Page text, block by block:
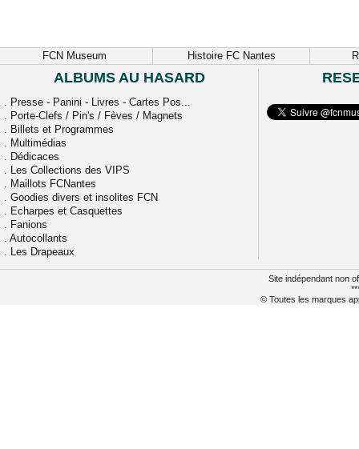
FCN Museum Histoire FC Nantes
ALBUMS AU HASARD
. Presse - Panini - Livres - Cartes Pos...
. Porte-Clefs / Pin's / Fèves / Magnets
. Billets et Programmes
. Multimédias
. Dédicaces
. Les Collections des VIPS
. Maillots FCNantes
. Goodies divers et insolites FCN
. Echarpes et Casquettes
. Fanions
. Autocollants
. Les Drapeaux
Site indépendant non
© Toutes les marques